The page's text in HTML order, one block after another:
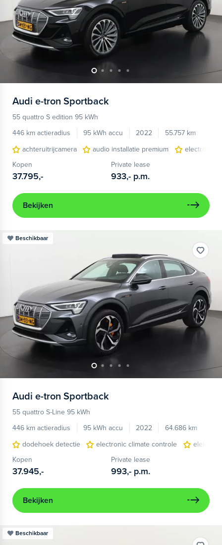
Audi e-tron Sportback
55 quattro S edition 95 kWh
446 km actieradius
95 kWh accu 2022
55.757 km
achteruitrijcamera
audio installatie premium
electronic
Kopen
37.795,-
Private lease
933,- p.m.
Bekijken
Beschikbaar
Audi e-tron Sportback
55 quattro S-Line 95 kWh
446 km actieradius
95 kWh accu 2022
64.686 km
dodehoek detectie
electronic climate controle
Kopen
37.945,-
Private lease
993,- p.m.
Bekijken
Beschikbaar